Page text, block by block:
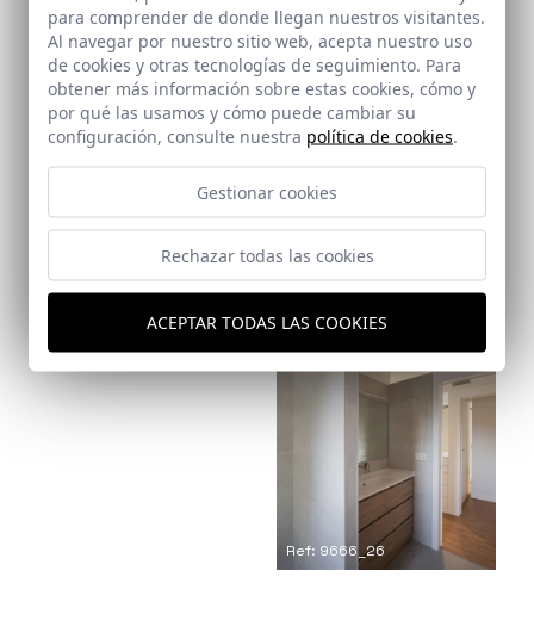
Ref: 9666_22
Ref: 9666_24
Ref: 9666_25
Ref: 9666_26
para comprender de donde llegan nuestros visitantes.
Al navegar por nuestro sitio web, acepta nuestro uso
de cookies y otras tecnologías de seguimiento. Para
obtener más información sobre estas cookies, cómo y
por qué las usamos y cómo puede cambiar su
configuración, consulte nuestra política de cookies.
Gestionar cookies
Rechazar todas las cookies
ACEPTAR TODAS LAS COOKIES